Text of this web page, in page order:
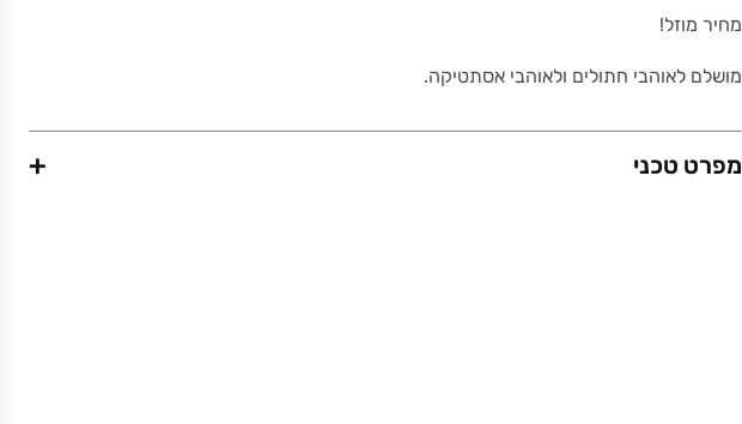
מחיר מוזל!
מושלם לאוהבי חתולים ולאוהבי אסתטיקה.
מפרט טכני +